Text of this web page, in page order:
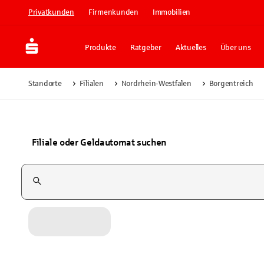
Privatkunden Firmenkunden Immobilien
Produkte Ratgeber Aktuelles Über uns
Standorte Filialen Nordrhein-Westfalen Borgentreich
Filiale oder Geldautomat suchen
Suchfeld